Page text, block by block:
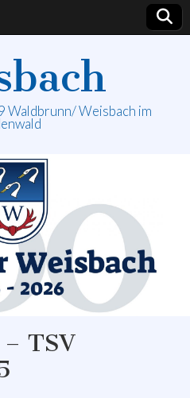
Waldbrunn/ Weisbach im
– TSV